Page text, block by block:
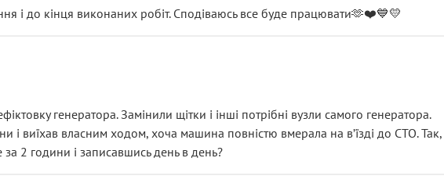
і до кінця виконаних робіт. Сподіваюсь все буде працювати🫶❤️💙💛
генератора. Замінили щітки і інші потрібні вузли самого генератора.
і виїхав власним ходом, хоча машина повністю вмерала на вʼїзді до СТО.
2 години і записавшись день в день?